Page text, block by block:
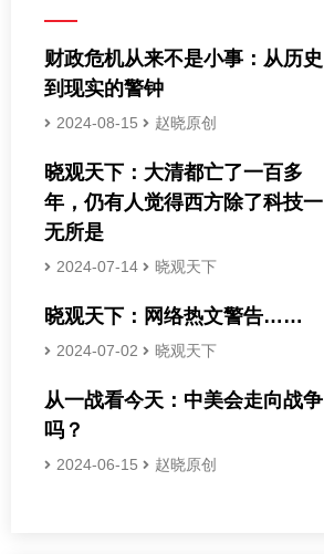
财政危机从来不是小事：从历史
到现实的警钟
2024-08-15 赵晓原创
晓观天下：大清都亡了一百多
年，仍有人觉得西方除了科技一
无所是
2024-07-14 晓观天下
晓观天下：网络热文警告……
2024-07-02 晓观天下
从一战看今天：中美会走向战争
吗？
2024-06-15 赵晓原创